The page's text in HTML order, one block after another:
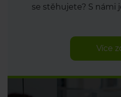
se stěhujete? S námi
Více